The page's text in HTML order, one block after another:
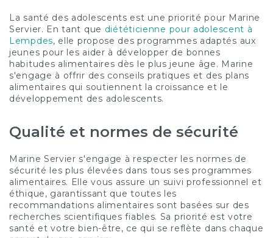
La santé des adolescents est une priorité pour Marine
Servier. En tant que diététicienne pour adolescent à
Lempdes, elle propose des programmes adaptés aux
jeunes pour les aider à développer de bonnes
habitudes alimentaires dès le plus jeune âge. Marine
s'engage à offrir des conseils pratiques et des plans
alimentaires qui soutiennent la croissance et le
développement des adolescents.
Qualité et normes de sécurité
Marine Servier s'engage à respecter les normes de
sécurité les plus élevées dans tous ses programmes
alimentaires. Elle vous assure un suivi professionnel et
éthique, garantissant que toutes les
recommandations alimentaires sont basées sur des
recherches scientifiques fiables. Sa priorité est votre
santé et votre bien-être, ce qui se reflète dans chaque